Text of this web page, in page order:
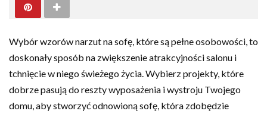
Wybór wzorów narzut na sofę, które są pełne osobowości, to
doskonały sposób na zwiększenie atrakcyjności salonu i
tchnięcie w niego świeżego życia. Wybierz projekty, które
dobrze pasują do reszty wyposażenia i wystroju Twojego
domu, aby stworzyć odnowioną sofę, która zdobędzie